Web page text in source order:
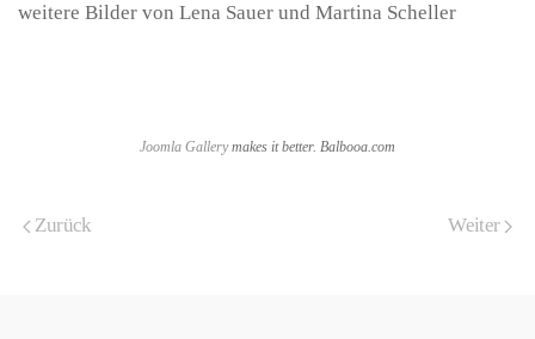
weitere Bilder von Lena Sauer und Martina Scheller
Joomla Gallerymakes it better. Balbooa.com
Zurück Weiter